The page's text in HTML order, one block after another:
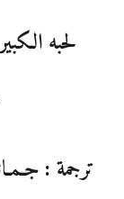
لحبه
ترجمة :